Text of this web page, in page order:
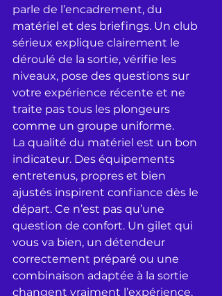
parle de l’encadrement, du
matériel et des briefings. Un club
sérieux explique clairement le
déroulé de la sortie, vérifie les
niveaux, pose des questions sur
votre expérience récente et ne
traite pas tous les plongeurs
comme un groupe uniforme.
La qualité du matériel est un bon
indicateur. Des équipements
entretenus, propres et bien
ajustés inspirent confiance dès le
départ. Ce n’est pas qu’une
question de confort. Un gilet qui
vous va bien, un détendeur
correctement préparé ou une
combinaison adaptée à la sortie
changent vraiment l’expérience.